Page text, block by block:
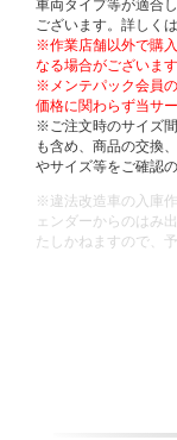
車両タイプ等が適合
ございます。詳しく
※作業店舗以外で購
なる場合がございま
※メンテパック会員
価格に関わらず当サ
※ご注文時のサイズ
も含め、商品の交換
やサイズ等をご確認
※違法改造車の入庫
ェンダーからのはみ
たしかねますので、